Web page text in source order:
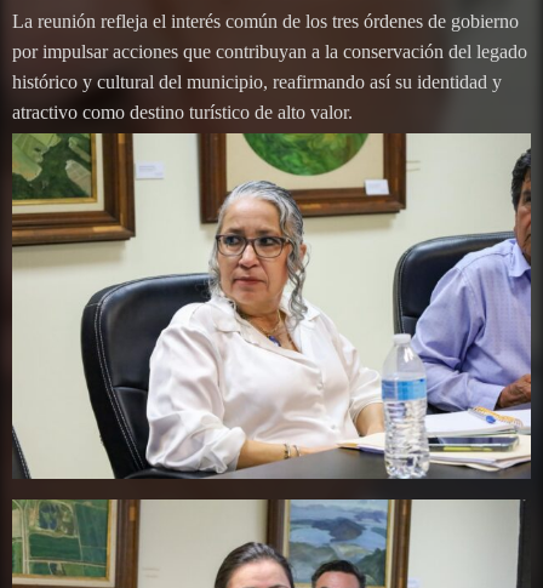
La reunión refleja el interés común de los tres órdenes de gobierno
por impulsar acciones que contribuyan a la conservación del legado
histórico y cultural del municipio, reafirmando así su identidad y
atractivo como destino turístico de alto valor.